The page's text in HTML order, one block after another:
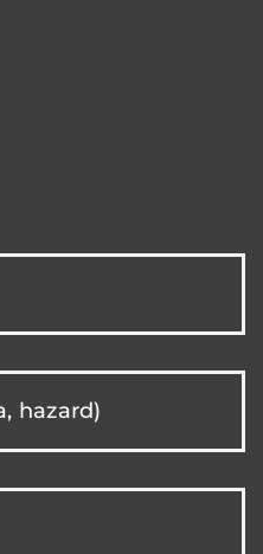
hazard)